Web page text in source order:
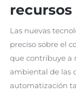
Las nuevas
preciso sobre el
que contribuye a
ambiental de las
automatización